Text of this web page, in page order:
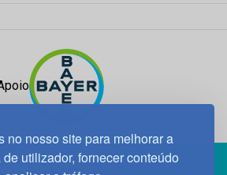
no nosso site para melhorar a
utilizador, fornecer conteúdo